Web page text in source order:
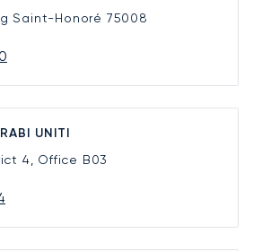
Saint-Honoré 75008
UNITI
4, Office B03